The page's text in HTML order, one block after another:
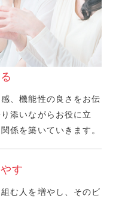
、機能性の良さをお伝
添いながらお役に立
係を築いていきます。
す
む人を増やし、そのビ